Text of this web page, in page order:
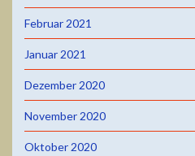
Februar 2021
Januar 2021
Dezember 2020
November 2020
Oktober 2020